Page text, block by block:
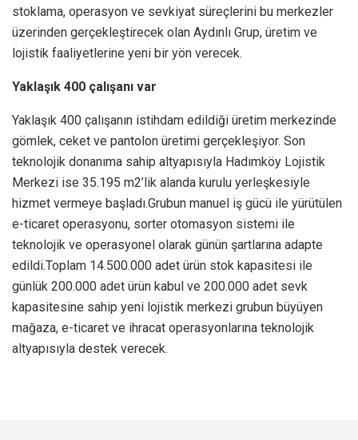
stoklama, operasyon ve sevkiyat süreçlerini bu merkezler
üzerinden gerçekleştirecek olan Aydınlı Grup, üretim ve
lojistik faaliyetlerine yeni bir yön verecek.
Yaklaşık 400 çalışanı var
Yaklaşık 400 çalışanın istihdam edildiği üretim merkezinde
gömlek, ceket ve pantolon üretimi gerçekleşiyor. Son
teknolojik donanıma sahip altyapısıyla Hadımköy Lojistik
Merkezi ise 35.195 m2’lik alanda kurulu yerleşkesiyle
hizmet vermeye başladı.Grubun manuel iş gücü ile yürütülen
e-ticaret operasyonu, sorter otomasyon sistemi ile
teknolojik ve operasyonel olarak günün şartlarına adapte
edildi.Toplam 14.500.000 adet ürün stok kapasitesi ile
günlük 200.000 adet ürün kabul ve 200.000 adet sevk
kapasitesine sahip yeni lojistik merkezi grubun büyüyen
mağaza, e-ticaret ve ihracat operasyonlarına teknolojik
altyapısıyla destek verecek.